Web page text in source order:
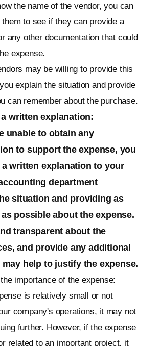
name of the vendor, you can
to see if they can provide a
any other documentation that could
expense.
may be willing to provide this
explain the situation and provide
can remember about the purchase.
written explanation:
to obtain any
to support the expense, you
written explanation to your
department
situation and providing as
possible about the expense.
transparent about the
and provide any additional
help to justify the expense.
importance of the expense:
is relatively small or not
company's operations, it may not
further. However, if the expense
related to an important project, it